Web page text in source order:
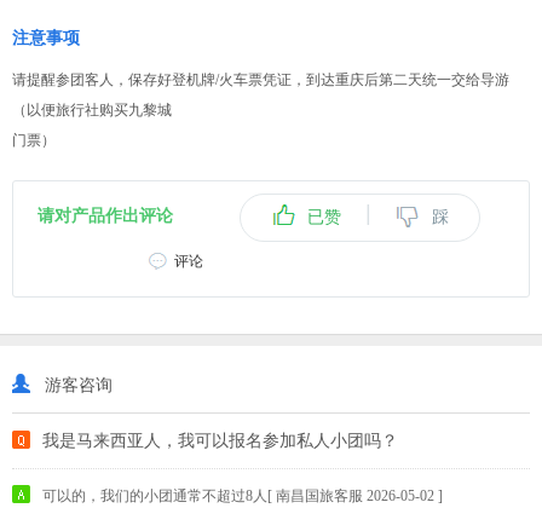
注意事项
请提醒参团客人，保存好登机牌/火车票凭证，到达重庆后第二天统一交给导游
（以便旅行社购买九黎城
门票）
请对产品作出评论 已赞 踩
评论
游客咨询
我是马来西亚人，我可以报名参加私人小团吗？
可以的，我们的小团通常不超过8人[ 南昌国旅客服 2026-05-02 ]